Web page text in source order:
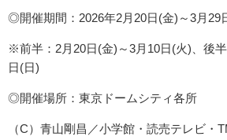
◎開催期間：2026年2月20日(金)～3月29
※前半：2月20日(金)～3月10日(火)、後
日(日)
◎開催場所：東京ドームシティ各所
（C）青山剛昌／小学館・読売テレビ・